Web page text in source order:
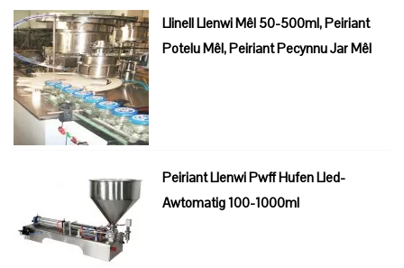
Llinell Llenwi Mêl 50-500ml, Peiriant
Potelu Mêl, Peiriant Pecynnu Jar Mêl
Peiriant Llenwi Pwff Hufen Lled-
Awtomatig 100-1000ml